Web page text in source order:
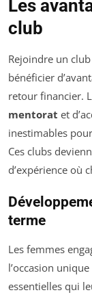
Les
club
Rejoindre un
bénéficier
retour financier.
mentorat et
inestimables
Ces clubs
d’expérience où
terme
Les femmes
l’occasion
essentielles qui